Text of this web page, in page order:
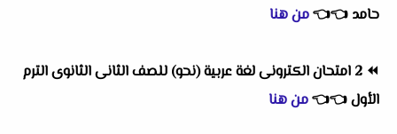
حامد 👈
👈من هنا
⏪
2 امتحان الكترونى لغة عربية (نحو) للصف الثانى الثانوى الترم
الأول👈
👈من هنا